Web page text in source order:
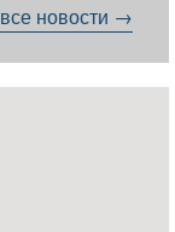
все новости →